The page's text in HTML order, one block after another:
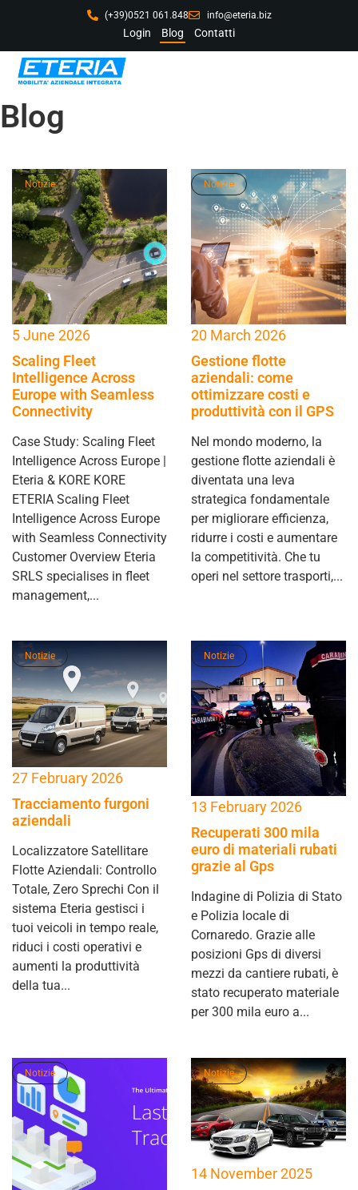
Login Blog Contatti
(+39)0521 061.848 info@eteria.biz
Blog
Notizie
5 June 2026
Scaling Fleet
Intelligence Across
Europe with Seamless
Connectivity
Case Study: Scaling Fleet
Intelligence Across Europe |
Eteria & KORE KORE
ETERIA Scaling Fleet
Intelligence Across Europe
with Seamless Connectivity
Customer Overview Eteria
SRLS specialises in fleet
management,...
Notizie
20 March 2026
Gestione flotte
aziendali: come
ottimizzare costi e
produttività con il GPS
Nel mondo moderno, la
gestione flotte aziendali è
diventata una leva
strategica fondamentale
per migliorare efficienza,
ridurre i costi e aumentare
la competitività. Che tu
operi nel settore trasporti,...
Notizie
27 February 2026
Tracciamento furgoni
aziendali
Localizzatore Satellitare
Flotte Aziendali: Controllo
Totale, Zero Sprechi Con il
sistema Eteria gestisci i
tuoi veicoli in tempo reale,
riduci i costi operativi e
aumenti la produttività
della tua...
Notizie
13 February 2026
Recuperati 300 mila
euro di materiali rubati
grazie al Gps
Indagine di Polizia di Stato
e Polizia locale di
Cornaredo. Grazie alle
posizioni Gps di diversi
mezzi da cantiere rubati, è
stato recuperato materiale
per 300 mila euro a...
Notizie Notizie
14 November 2025